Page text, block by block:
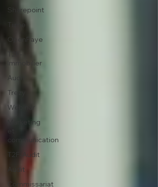
Sharepoint
Tiime
OpenPaye
T2F-
Immobilier
Audit
Trezy
Webinar
Marketing
et
communication
T2F-Audit
Audit
Commissariat